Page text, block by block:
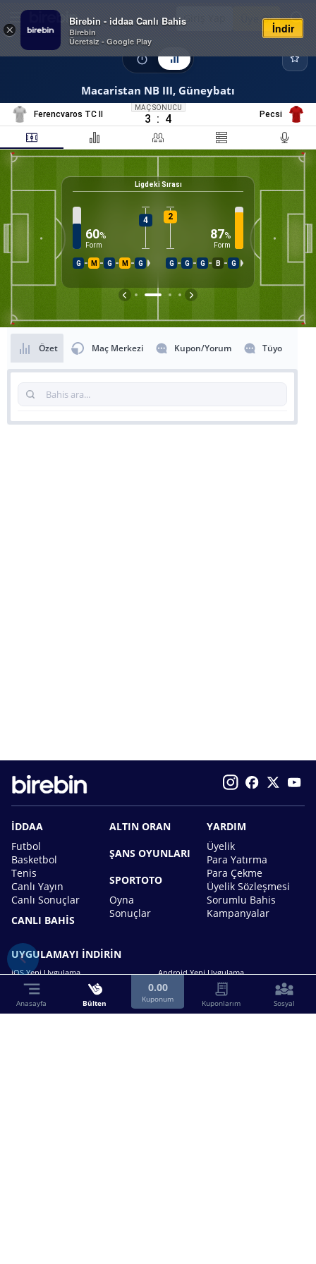
×
Birebin - iddaa Canlı Bahis
Birebin
Ücretsiz - Google Play
İndir
Giriş Yap Üye Ol
Macaristan NB III, Güneybatı
Ferencvaros TC II
MAÇ SONUCU
3 : 4 Pecsi
Ligdeki Sırası
60%
Form
4 2
87%
Form
G M G M G G G G B G
Özet Maç Merkezi Kupon/Yorum Tüyo
İDDAA
Futbol
Basketbol
Tenis
Canlı Yayın
Canlı Sonuçlar
CANLI BAHİS
ALTIN ORAN
ŞANS OYUNLARI
SPORTOTO
Oyna
Sonuçlar
YARDIM
Üyelik
Para Yatırma
Para Çekme
Üyelik Sözleşmesi
Sorumlu Bahis
Kampanyalar
UYGULAMAYI İNDİRİN
iOS Yeni Uygulama Android Yeni Uygulama
Anasayfa Bülten
0.00
Kuponum Kuponlarım Sosyal